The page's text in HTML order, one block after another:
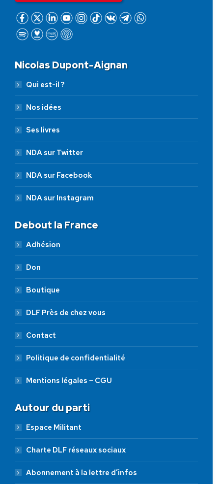
Nicolas Dupont-Aignan
Qui est-il ?
Nos idées
Ses livres
NDA sur Twitter
NDA sur Facebook
NDA sur Instagram
Debout la France
Adhésion
Don
Boutique
DLF Près de chez vous
Contact
Politique de confidentialité
Mentions légales – CGU
Autour du parti
Espace Militant
Charte DLF réseaux sociaux
Abonnement à la lettre d’infos